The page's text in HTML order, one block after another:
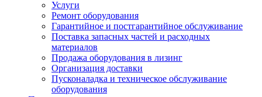
Услуги
Ремонт оборудования
Гарантийное и постгарантийное обслуживание
Поставка запасных частей и расходных
материалов
Продажа оборудования в лизинг
Организация доставки
Пусконаладка и техническое обслуживание
оборудования